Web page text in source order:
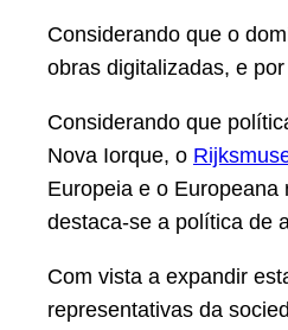
Considerando que o
obras digitalizadas, e
Considerando que
Nova Iorque, o
Europeia e o
destaca-se a política de
Com vista a expandir
representativas da